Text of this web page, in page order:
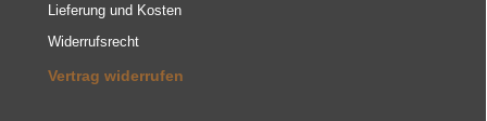
Lieferung und Kosten
Widerrufsrecht
Vertrag widerrufen